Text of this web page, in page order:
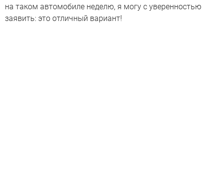
на таком автомобиле неделю, я могу с уверенностью
заявить: это отличный вариант!